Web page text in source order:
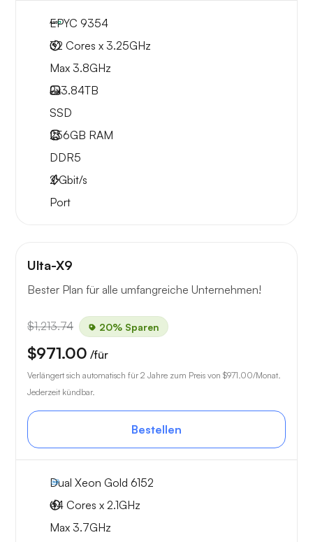
EPYC 9354
32 Cores x 3.25GHz
Max 3.8GHz
2x3.84TB
SSD
256GB RAM
DDR5
2Gbit/s
Port
Ulta-X9
Bester Plan für alle umfangreiche Unternehmen!
$1,213.74 20% Sparen
$971.00 /für
Verlängert sich automatisch für 2 Jahre zum Preis von $971.00/Monat.
Jederzeit kündbar.
Bestellen
Dual Xeon Gold 6152
44 Cores x 2.1GHz
Max 3.7GHz